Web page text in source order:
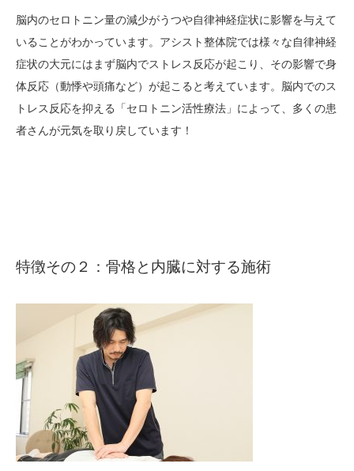
脳内のセロトニン量の減少がうつや自律神経症状に影響を与えて
いることがわかっています。アシスト整体院では様々な自律神経
症状の大元にはまず脳内でストレス反応が起こり、その影響で身
体反応（動悸や頭痛など）が起こると考えています。脳内でのス
トレス反応を抑える「セロトニン活性療法」によって、多くの患
者さんが元気を取り戻しています！
特徴その２：骨格と内臓に対する施術